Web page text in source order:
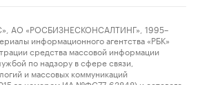
АО «РОСБИЗНЕСКОНСАЛТИНГ», 1995–
информационного агентства «РБК»
средства массовой информации
по надзору в сфере связи,
и массовых коммуникаций